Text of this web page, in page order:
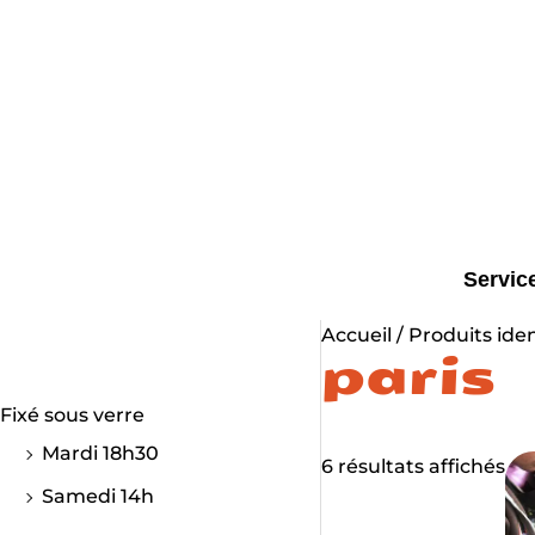
Fixé sous verre
Mardi 18h30
Samedi 14h
Accueil / Produits
paris
6 résultats affichés